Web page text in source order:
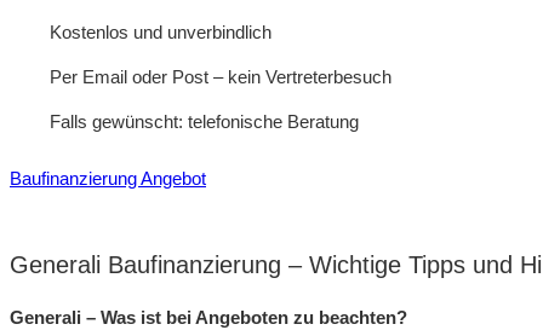
Kostenlos und unverbindlich
Per Email oder Post – kein Vertreterbesuch
Falls gewünscht: telefonische Beratung
Baufinanzierung Angebot
Generali Baufinanzierung – Wichtige Tipps und
Generali – Was ist bei Angeboten zu beachten?